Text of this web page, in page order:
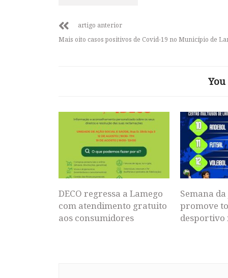
artigo anterior
Mais oito casos positivos de Covid-19 no Município de
DECO regressa a Lamego
com atendimento gratuito
aos consumidores
Semana
promove